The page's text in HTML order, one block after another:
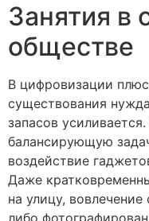
Занятия в
обществе
В цифровизации
существования
запасов
балансирующую
воздействие
Даже
на улицу,